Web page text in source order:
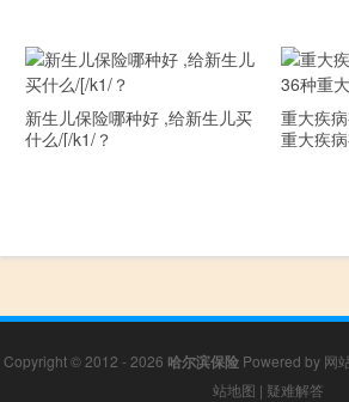
新生儿保险哪种好 ,给新生儿买
什么/[/k1/？
重大疾
重大疾
Copyright © 2012 - 2026 哈尔滨保险 Powered by 网
站地图 | 疑难解答